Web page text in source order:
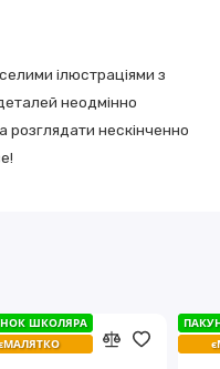
ілюстраціями з
неодмінно
нескінченно
ШКОЛЯРА
ШКОЛЯРА